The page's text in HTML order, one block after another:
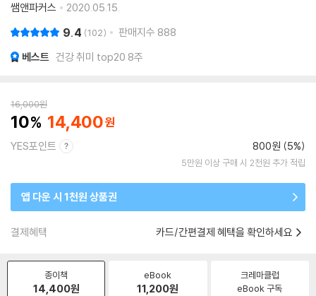
쌤앤파커스
2020.05.15.
9.4 102 판매지수 888
베스트 건강 취미 top20 8주
16,000원
10 14,400
YES포인트 800원 (5%)
5만원 이상 구매 시 2천원 추가 적립
앱 다운 시 1천원 상품권
결제혜택 카드/간편결제 혜택을 확인하세요
종이책
14,400원
eBook
11,200원
크레마클럽
eBook 구독